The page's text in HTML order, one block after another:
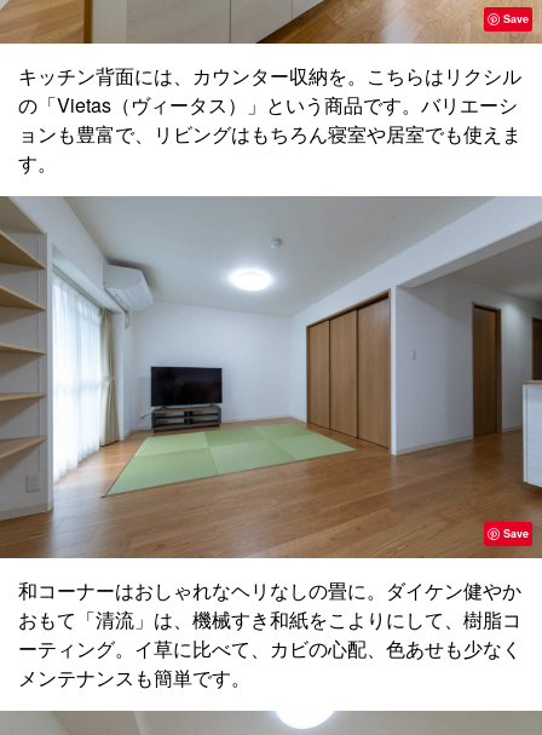
Save
キッチン背面には、カウンター収納を。こちらはリクシル
の「Vietas（ヴィータス）」という商品です。バリエーシ
ョンも豊富で、リビングはもちろん寝室や居室でも使えま
す。
Save
和コーナーはおしゃれなヘリなしの畳に。ダイケン健やか
おもて「清流」は、機械すき和紙をこよりにして、樹脂コ
ーティング。イ草に比べて、カビの心配、色あせも少なく
メンテナンスも簡単です。